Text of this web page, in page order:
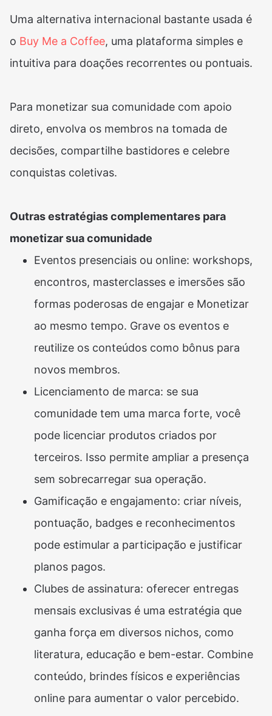
Uma alternativa internacional bastante usada é
o Buy Me a Coffee, uma plataforma simples e
intuitiva para doações recorrentes ou pontuais.
Para monetizar sua comunidade com apoio
direto, envolva os membros na tomada de
decisões, compartilhe bastidores e celebre
conquistas coletivas.
Outras estratégias complementares para
monetizar sua comunidade
Eventos presenciais ou online: workshops,
encontros, masterclasses e imersões são
formas poderosas de engajar e Monetizar
ao mesmo tempo. Grave os eventos e
reutilize os conteúdos como bônus para
novos membros.
Licenciamento de marca: se sua
comunidade tem uma marca forte, você
pode licenciar produtos criados por
terceiros. Isso permite ampliar a presença
sem sobrecarregar sua operação.
Gamificação e engajamento: criar níveis,
pontuação, badges e reconhecimentos
pode estimular a participação e justificar
planos pagos.
Clubes de assinatura: oferecer entregas
mensais exclusivas é uma estratégia que
ganha força em diversos nichos, como
literatura, educação e bem-estar. Combine
conteúdo, brindes físicos e experiências
online para aumentar o valor percebido.